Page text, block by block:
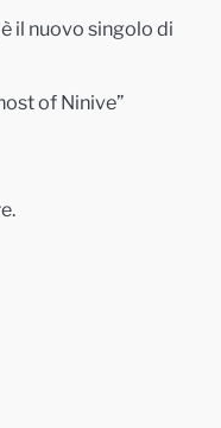
il nuovo singolo di
of Ninive”